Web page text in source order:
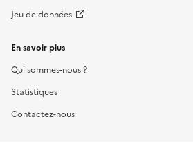
Jeu de données
En savoir plus
Qui sommes-nous ?
Statistiques
Contactez-nous